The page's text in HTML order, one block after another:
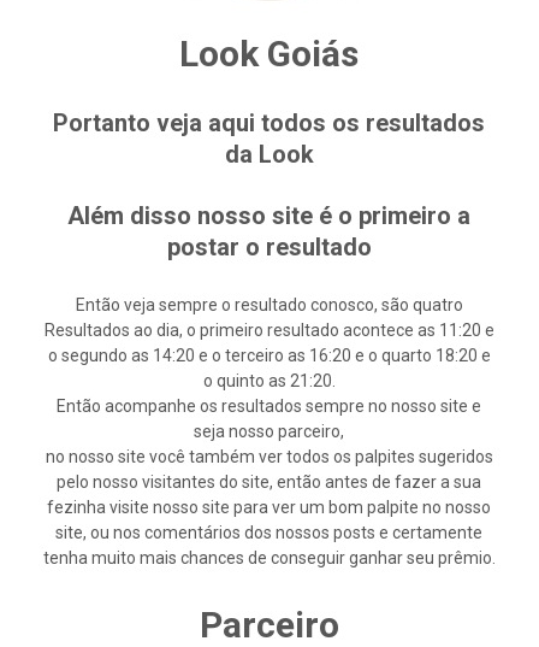
Look Goiás
Portanto veja aqui todos os resultados
da Look
Além disso nosso site é o primeiro a
postar o resultado
Então veja sempre o resultado conosco, são quatro
Resultados ao dia, o primeiro resultado acontece as 11:20 e
o segundo as 14:20 e o terceiro as 16:20 e o quarto 18:20 e
o quinto as 21:20.
Então acompanhe os resultados sempre no nosso site e
seja nosso parceiro,
no nosso site você também ver todos os palpites sugeridos
pelo nosso visitantes do site, então antes de fazer a sua
fezinha visite nosso site para ver um bom palpite no nosso
site, ou nos comentários dos nossos posts e certamente
tenha muito mais chances de conseguir ganhar seu prêmio.
Parceiro